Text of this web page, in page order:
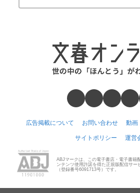
広告掲載について お問い合わせ 動画
サイトポリシー 運営
ABJマークは、この電子書店・電子書籍
ンテンツ使用許諾を得た正規版配信サー
（登録番号6091713号）です。